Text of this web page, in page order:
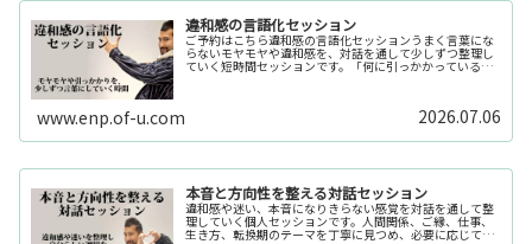
違和感の言語化セッション
ご予約はこちら違和感の言語化セッションうまく言葉にな
らないモヤモヤや違和感を、対話を通して少しずつ整理し
ていく短時間セッションです。「何に引っかかっているの
www.enp.of-u.com 2026.07.06
本音と方向性を整える対話セッション
違和感や迷い、本音になりきらない感覚を対話を通して整
理していく個人セッションです。人間関係、ご縁、仕事、
生き方、転換期のテーマを丁寧に見つめ、必要に応じてカ